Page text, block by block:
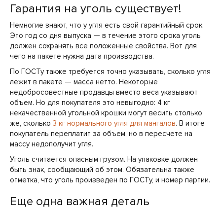
Гарантия на уголь существует!
Немногие знают, что у угля есть свой гарантийный срок.
Это год со дня выпуска — в течение этого срока уголь
должен сохранять все положенные свойства. Вот для
чего на пакете нужна дата производства.
По ГОСТу также требуется точно указывать, сколько угля
лежит в пакете — масса нетто. Некоторые
недобросовестные продавцы вместо веса указывают
объем. Но для покупателя это невыгодно: 4 кг
некачественной угольной крошки могут весить столько
же, сколько 3 кг нормального угля для мангалов. В итоге
покупатель переплатит за объем, но в пересчете на
массу недополучит угля.
Уголь считается опасным грузом. На упаковке должен
быть знак, сообщающий об этом. Обязательна также
отметка, что уголь произведен по ГОСТу, и номер партии.
Еще одна важная деталь